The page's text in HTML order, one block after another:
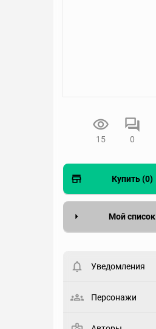
15 0
Купить (0)
Мой список
пользователи. Хотите
Статус
Уведомления
Персонажи